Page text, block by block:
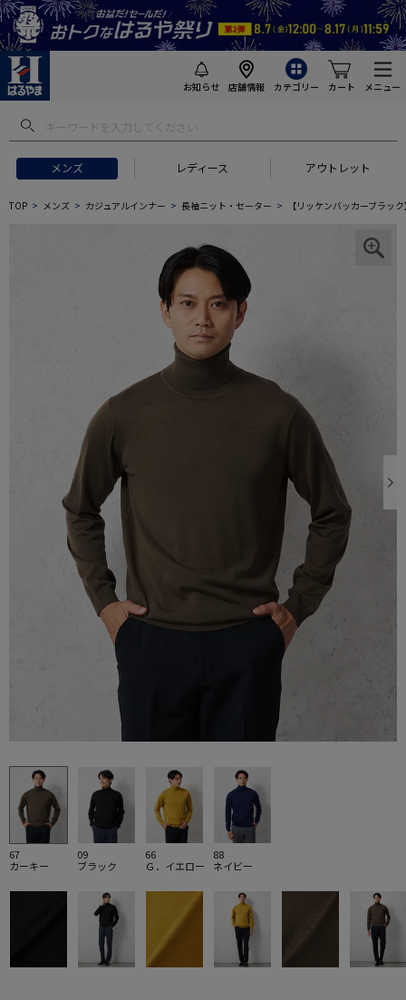
お知らせ 店舗情報 カテゴリー カート メニュー
メンズ レディース アウトレット
TOP メンズ カジュアルインナー 長袖ニット・セーター 【リッケンバッカーブラッ
67
カーキー
09
ブラック
66
Ｇ．イエロー
88
ネイビー